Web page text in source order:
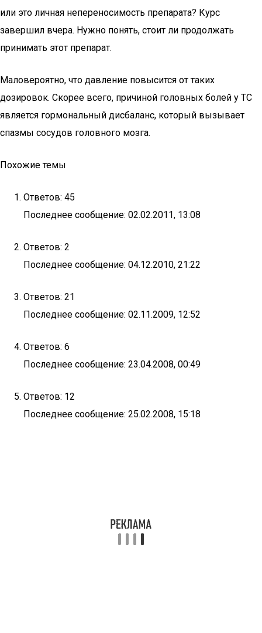
или это личная непереносимость препарата? Курс
завершил вчера. Нужно понять, стоит ли продолжать
принимать этот препарат.
Маловероятно, что давление повысится от таких
дозировок. Скорее всего, причиной головных болей у ТС
является гормональный дисбаланс, который вызывает
спазмы сосудов головного мозга.
Похожие темы
Ответов: 45
Последнее сообщение: 02.02.2011, 13:08
Ответов: 2
Последнее сообщение: 04.12.2010, 21:22
Ответов: 21
Последнее сообщение: 02.11.2009, 12:52
Ответов: 6
Последнее сообщение: 23.04.2008, 00:49
Ответов: 12
Последнее сообщение: 25.02.2008, 15:18